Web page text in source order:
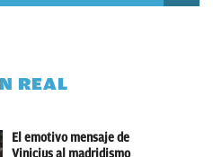
REAL
El emotivo mensaje de
Vinicius al madridismo